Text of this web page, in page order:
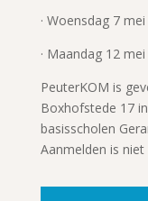
· Woensdag 7
· Maandag 12
PeuterKOM is
Boxhofstede 17
basisscholen
Aanmelden is niet